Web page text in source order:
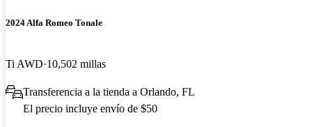
2024 Alfa Romeo Tonale
Ti AWD 10,502 millas
Transferencia a la tienda a Orlando, FL
El precio incluye envío de $50